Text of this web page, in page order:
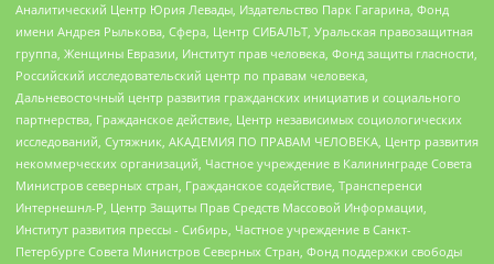
Аналитический Центр Юрия Левады, Издательство Парк Гагарина, Фонд
имени Андрея Рылькова, Сфера, Центр СИБАЛЬТ, Уральская правозащитная
группа, Женщины Евразии, Институт прав человека, Фонд защиты гласности,
Российский исследовательский центр по правам человека,
Дальневосточный центр развития гражданских инициатив и социального
партнерства, Гражданское действие, Центр независимых социологических
исследований, Сутяжник, АКАДЕМИЯ ПО ПРАВАМ ЧЕЛОВЕКА, Центр развития
некоммерческих организаций, Частное учреждение в Калининграде Совета
Министров северных стран, Гражданское содействие, Трансперенси
Интернешнл-Р, Центр Защиты Прав Средств Массовой Информации,
Институт развития прессы - Сибирь, Частное учреждение в Санкт-
Петербурге Совета Министров Северных Стран, Фонд поддержки свободы